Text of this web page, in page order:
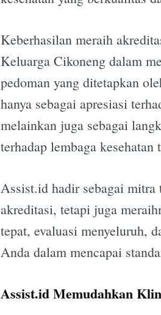
Keberhasilan meraih
Keluarga Cikoneng dalam
pedoman yang ditetapkan
hanya sebagai apresiasi
melainkan juga sebagai
terhadap lembaga kesehatan
Assist.id hadir sebagai
akreditasi, tetapi juga
tepat, evaluasi menyeluruh,
Anda dalam mencapai
Assist.id Memudahkan